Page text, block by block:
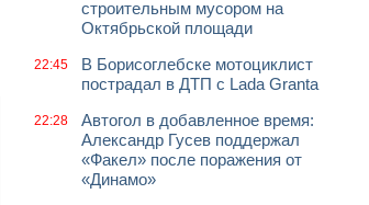
строительным мусором на
Октябрьской площади
22:45
В Борисоглебске мотоциклист
пострадал в ДТП с Lada Granta
22:28
Автогол в добавленное время:
Александр Гусев поддержал
«Факел» после поражения от
«Динамо»